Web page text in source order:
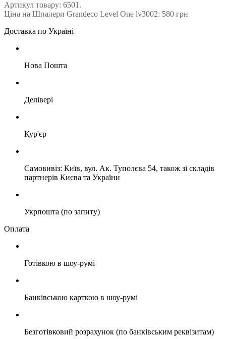
Артикул товару: 6501.
Ціна на Шпалери Grandeco Level One lv3002: 580 грн
Доставка по Україні
Нова Пошта
Делівері
Кур'єр
Самовивіз: Київ, вул. Ак. Туполєва 54, також зі складів
партнерів Києва та України
Укрпошта (по запиту)
Оплата
Готівкою в шоу-румі
Банківською карткою в шоу-румі
Безготівковий розрахунок (по банківським реквізитам)